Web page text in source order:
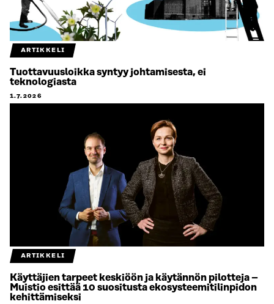
ARTIKKELI
Tuottavuusloikka syntyy johtamisesta, ei
teknologiasta
1.7.2026
ARTIKKELI
Käyttäjien tarpeet keskiöön ja käytännön pilotteja –
Muistio esittää 10 suositusta ekosysteemitilinpidon
kehittämiseksi